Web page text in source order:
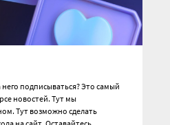
подписываться? Это самый
новостей. Тут мы
Тут возможно сделать